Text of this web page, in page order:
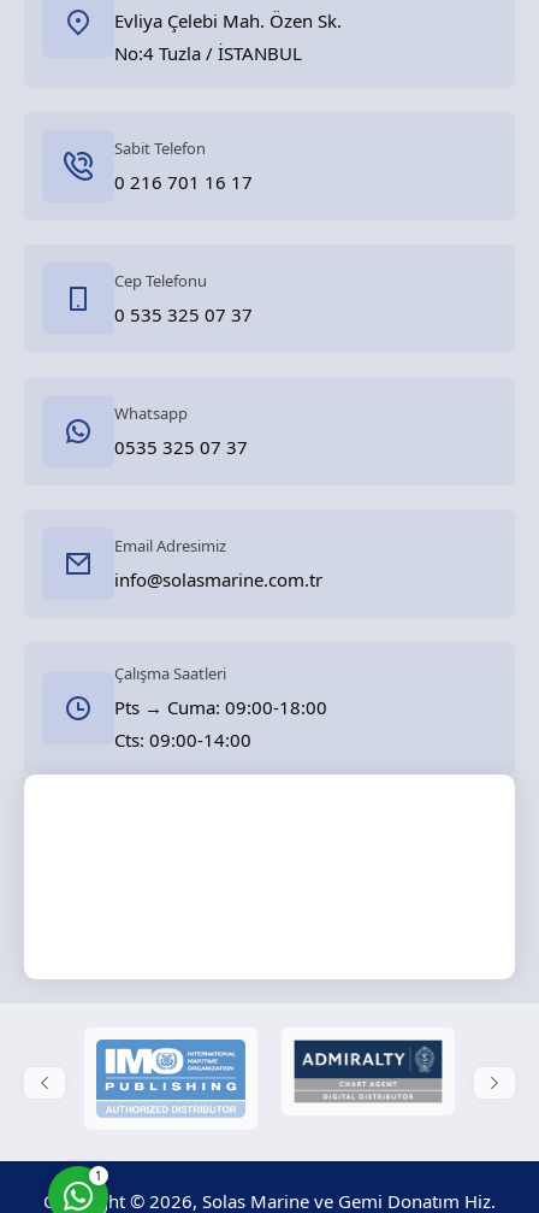
Evliya Çelebi Mah. Özen Sk.
No:4 Tuzla / İSTANBUL
Sabit Telefon
0 216 701 16 17
Cep Telefonu
0 535 325 07 37
Whatsapp
0535 325 07 37
Email Adresimiz
info@solasmarine.com.tr
Çalışma Saatleri
Pts → Cuma: 09:00-18:00
Cts: 09:00-14:00
Copyright © 2026, Solas Marine ve Gemi Donatım Hiz.
Cevap Yaz
1